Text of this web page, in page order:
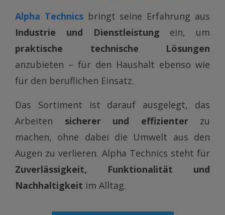
Alpha Technics bringt seine Erfahrung aus
Industrie und Dienstleistung ein, um
praktische technische Lösungen
anzubieten – für den Haushalt ebenso wie
für den beruflichen Einsatz.
Das Sortiment ist darauf ausgelegt, das
Arbeiten sicherer und effizienterzu
machen, ohne dabei die Umwelt aus den
Augen zu verlieren. Alpha Technics steht für
Zuverlässigkeit, Funktionalität und
Nachhaltigkeit im Alltag.